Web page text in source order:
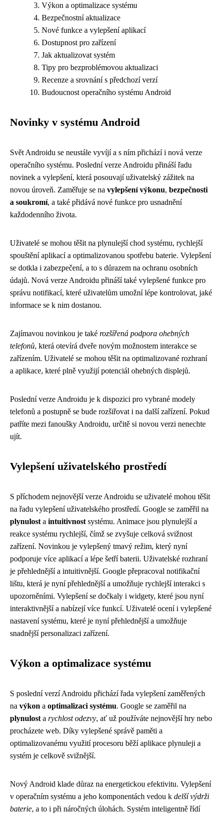
Výkon a optimalizace systému
Bezpečnostní aktualizace
Nové funkce a vylepšení aplikací
Dostupnost pro zařízení
Jak aktualizovat systém
Tipy pro bezproblémovou aktualizaci
Recenze a srovnání s předchozí verzí
Budoucnost operačního systému Android
Novinky v systému Android
Svět Androidu se neustále vyvíjí a s ním přichází i nová verze
operačního systému. Poslední verze Androidu přináší řadu
novinek a vylepšení, která posouvají uživatelský zážitek na
novou úroveň. Zaměřuje se na vylepšení výkonu, bezpečnosti
a soukromí, a také přidává nové funkce pro usnadnění
každodenního života.
Uživatelé se mohou těšit na plynulejší chod systému, rychlejší
spouštění aplikací a optimalizovanou spotřebu baterie. Vylepšení
se dotkla i zabezpečení, a to s důrazem na ochranu osobních
údajů. Nová verze Androidu přináší také vylepšené funkce pro
správu notifikací, které uživatelům umožní lépe kontrolovat, jaké
informace se k nim dostanou.
Zajímavou novinkou je také rozšířená podpora ohebných
telefonů, která otevírá dveře novým možnostem interakce se
zařízením. Uživatelé se mohou těšit na optimalizované rozhraní
a aplikace, které plně využijí potenciál ohebných displejů.
Poslední verze Androidu je k dispozici pro vybrané modely
telefonů a postupně se bude rozšiřovat i na další zařízení. Pokud
patříte mezi fanoušky Androidu, určitě si novou verzi nenechte
ujít.
Vylepšení uživatelského prostředí
S příchodem nejnovější verze Androidu se uživatelé mohou těšit
na řadu vylepšení uživatelského prostředí. Google se zaměřil na
plynulost a intuitivnost systému. Animace jsou plynulejší a
reakce systému rychlejší, čímž se zvyšuje celková svižnost
zařízení. Novinkou je vylepšený tmavý režim, který nyní
podporuje více aplikací a lépe šetří baterii. Uživatelské rozhraní
je přehlednější a intuitivnější. Google přepracoval notifikační
lištu, která je nyní přehlednější a umožňuje rychlejší interakci s
upozorněními. Vylepšení se dočkaly i widgety, které jsou nyní
interaktivnější a nabízejí více funkcí. Uživatelé ocení i vylepšené
nastavení systému, které je nyní přehlednější a umožňuje
snadnější personalizaci zařízení.
Výkon a optimalizace systému
S poslední verzí Androidu přichází řada vylepšení zaměřených
na výkon a optimalizaci systému. Google se zaměřil na
plynulost a rychlost odezvy, ať už používáte nejnovější hry nebo
procházete web. Díky vylepšené správě paměti a
optimalizovanému využití procesoru běží aplikace plynuleji a
systém je celkově svižnější.
Nový Android klade důraz na energetickou efektivitu. Vylepšení
v operačním systému a jeho komponentách vedou k delší výdrži
baterie, a to i při náročných úlohách. Systém inteligentně řídí